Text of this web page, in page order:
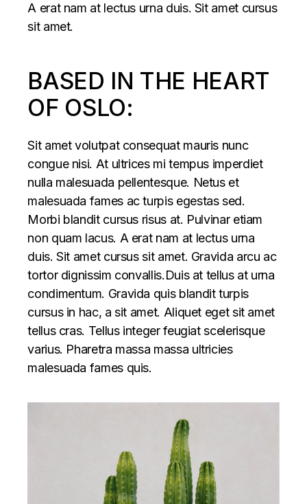
A erat nam at lectus urna duis. Sit amet cursus
sit amet.
BASED IN THE HEART
OF OSLO:
Sit amet volutpat consequat mauris nunc
congue nisi. At ultrices mi tempus imperdiet
nulla malesuada pellentesque. Netus et
malesuada fames ac turpis egestas sed.
Morbi blandit cursus risus at. Pulvinar etiam
non quam lacus. A erat nam at lectus urna
duis. Sit amet cursus sit amet. Gravida arcu ac
tortor dignissim convallis.Duis at tellus at urna
condimentum. Gravida quis blandit turpis
cursus in hac, a sit amet. Aliquet eget sit amet
tellus cras. Tellus integer feugiat scelerisque
varius. Pharetra massa massa ultricies
malesuada fames quis.